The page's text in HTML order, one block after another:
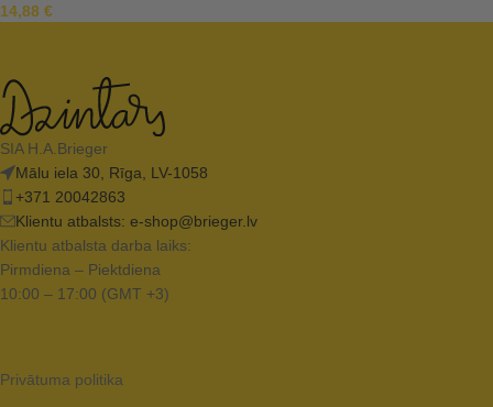
14,88 €
SIA H.A.Brieger
Mālu iela 30, Rīga, LV-1058
+371 20042863
Klientu atbalsts: e-shop@brieger.lv
Klientu atbalsta darba laiks:
Pirmdiena – Piektdiena
10:00 – 17:00 (GMT +3)
Privātuma politika